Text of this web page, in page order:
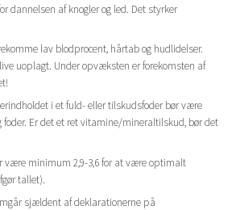
dannelsen af knogler og led. Det styrker
lav blodprocent, hårtab og hudlidelser.
uoplagt. Under opvæksten er forekomsten af
i et fuld- eller tilskudsfoder bør være
foder. Er det et ret vitamine/mineraltilskud, bør det
være minimum 2,9-3,6 for at være optimalt
tallet).
sjældent af deklarationerne på